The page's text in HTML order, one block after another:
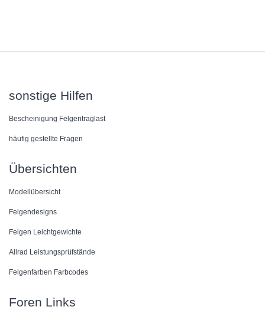
sonstige Hilfen
Bescheinigung Felgentraglast
häufig gestellte Fragen
Übersichten
Modellübersicht
Felgendesigns
Felgen Leichtgewichte
Allrad Leistungsprüfstände
Felgenfarben Farbcodes
Foren Links